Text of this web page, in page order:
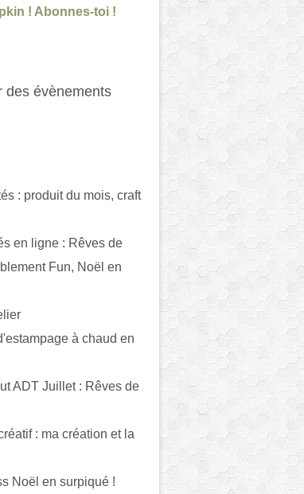
! Abonnes-toi !
des évènements
: produit du mois, craft
ligne : Rêves de
Fun, Noël en
à chaud en
ADT Juillet : Rêves de
: ma création et la
Noël en surpiqué !